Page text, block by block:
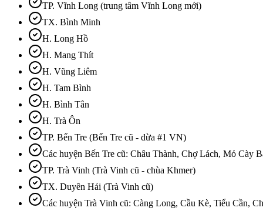
TP. Vĩnh Long (trung tâm Vĩnh Long mới)
TX. Bình Minh
H. Long Hồ
H. Mang Thít
H. Vũng Liêm
H. Tam Bình
H. Bình Tân
H. Trà Ôn
TP. Bến Tre (Bến Tre cũ - dừa #1 VN)
Các huyện Bến Tre cũ: Châu Thành, Chợ Lách, Mỏ
TP. Trà Vinh (Trà Vinh cũ - chùa Khmer)
TX. Duyên Hải (Trà Vinh cũ)
Các huyện Trà Vinh cũ: Càng Long, Cầu Kè, Tiểu Cần,